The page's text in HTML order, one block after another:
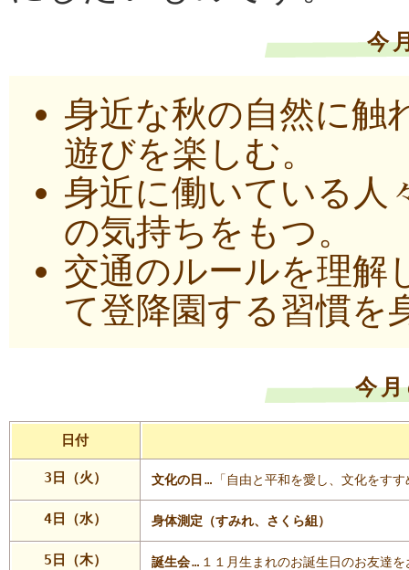
今
身近な秋の自然に触
遊びを楽しむ。
身近に働いている人
の気持ちをもつ。
交通のルールを理解
て登降園する習慣を
今
日付
3日（火） 文化の日 … 「自由と平和を愛し、文化をす
4日（水） 身体測定（すみれ、さくら組）
5日（木） 誕生会… １１月生まれのお誕生日のお友達